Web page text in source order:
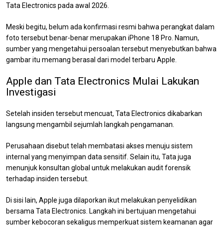
Tata Electronics pada awal 2026.
Meski begitu, belum ada konfirmasi resmi bahwa perangkat dalam
foto tersebut benar-benar merupakan iPhone 18 Pro. Namun,
sumber yang mengetahui persoalan tersebut menyebutkan bahwa
gambar itu memang berasal dari model terbaru Apple.
Apple dan Tata Electronics Mulai Lakukan
Investigasi
Setelah insiden tersebut mencuat, Tata Electronics dikabarkan
langsung mengambil sejumlah langkah pengamanan.
Perusahaan disebut telah membatasi akses menuju sistem
internal yang menyimpan data sensitif. Selain itu, Tata juga
menunjuk konsultan global untuk melakukan audit forensik
terhadap insiden tersebut.
Di sisi lain, Apple juga dilaporkan ikut melakukan penyelidikan
bersama Tata Electronics. Langkah ini bertujuan mengetahui
sumber kebocoran sekaligus memperkuat sistem keamanan agar